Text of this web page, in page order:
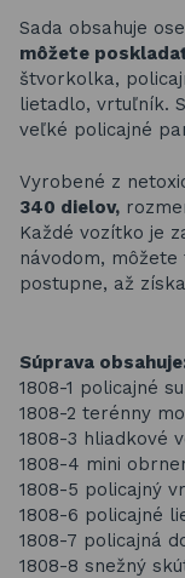
Sada obsahuje
môžete
štvorkolka,
lietadlo, vrtuľník.
veľké policajné
Vyrobené z
340 dielov,
Každé vozítko je
návodom,
postupne, až
Súprava
1808-1 policajné
1808-2 terénny
1808-3 hliadkové
1808-4 mini
1808-5 policajný
1808-6 policajné
1808-7 policajná
1808-8 snežný